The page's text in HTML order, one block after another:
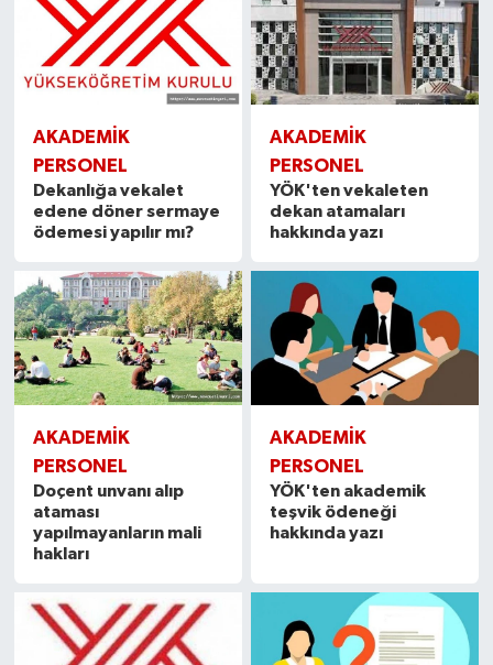
AKADEMİK
PERSONEL
Dekanlığa vekalet
edene döner sermaye
ödemesi yapılır mı?
AKADEMİK
PERSONEL
YÖK'ten vekaleten
dekan atamaları
hakkında yazı
AKADEMİK
PERSONEL
Doçent unvanı alıp
ataması
yapılmayanların mali
hakları
AKADEMİK
PERSONEL
YÖK'ten akademik
teşvik ödeneği
hakkında yazı